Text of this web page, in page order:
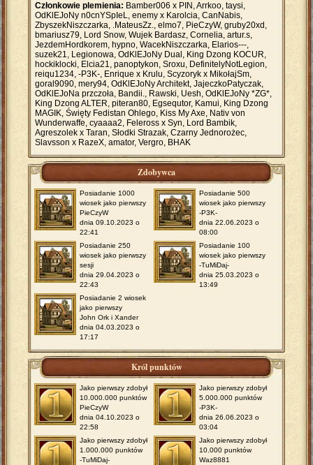
Członkowie plemienia: Bamber006 x PIN, Arrkoo, taysi,
OdKlEJoNy n0cnYSpIeL, enemy x Karolcia, CanNabis,
ZbyszekNiszczarka, .MateusZz., elmo7, PieCzyW, gruby20xd,
bmariusz79, Lord Snow, Wujek Bardasz, Cornelia, artur.s,
JezdemHordkorem, hypno, WacekNiszczarka, Elarios---,
suzek21, Legionowa, OdKlEJoNy Dual, King Dzong KOCUR,
hockiklocki, Elcia21, panoptykon, Sroxu, DefinitelyNotLegion,
reiqu1234, -P3K-, Enrique x Krulu, Scyzoryk x MikołajSm,
goral9090, mery94, OdKlEJoNy Architekt, JajeczkoPatyczak,
OdKlEJoNa przczoła, Bandii., Rawski, Uesh, OdKlEJoNy *ZG*,
King Dzong ALTER, piteran80, Egsequtor, Kamui, King Dzong
MAGIK, Święty Fedistan Ohlego, Kiss My Axe, Nativ von
Wunderwaffe, cyaaaa2, Feleross x Syn, Lord Bambik,
Agreszolek x Taran, Słodki Strazak, Czarny Jednorożec,
Slavsson x RazeX, amator, Vergro, BHAK
Zdobywca
Posiadanie 1000
wiosek jako pierwszy
PieCzyW
dnia 09.10.2023 o
22:41
Posiadanie 500
wiosek jako pierwszy
-P3K-
dnia 22.06.2023 o
08:00
Posiadanie 250
wiosek jako pierwszy
sesji
dnia 29.04.2023 o
22:43
Posiadanie 100
wiosek jako pierwszy
-TuMiDaj-
dnia 25.03.2023 o
13:49
Posiadanie 2 wiosek
jako pierwszy
John Ork i Xander
dnia 04.03.2023 o
17:17
Król punktów
Jako pierwszy zdobył
10.000.000 punktów
PieCzyW
dnia 04.10.2023 o
22:58
Jako pierwszy zdobył
5.000.000 punktów
-P3K-
dnia 26.06.2023 o
03:04
Jako pierwszy zdobył
1.000.000 punktów
-TuMiDaj-
Jako pierwszy zdobył
10.000 punktów
Waz8881